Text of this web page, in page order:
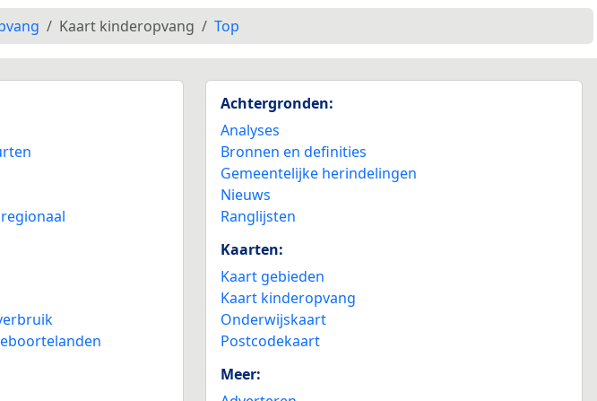
Kaart kinderopvang Top
Achtergronden:
Analyses
Bronnen en definities
Gemeentelijke herindelingen
Nieuws
Ranglijsten
Kaarten:
Kaart gebieden
Kaart kinderopvang
Onderwijskaart
Postcodekaart
Meer: